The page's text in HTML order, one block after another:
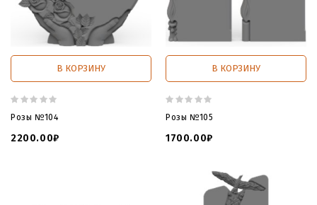
В КОРЗИНУ
Розы №104
2200.00₽
В КОРЗИНУ
Розы №105
1700.00₽